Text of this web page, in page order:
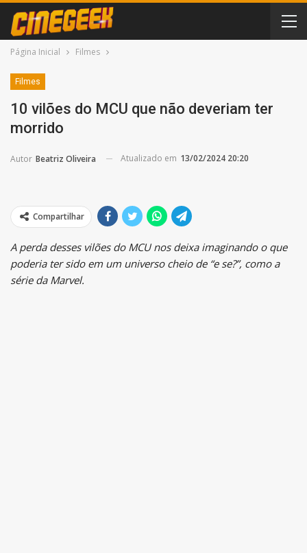
Página Inicial Filmes
Filmes
10 vilões do MCU que não deveriam ter
morrido
Autor Beatriz Oliveira Atualizado em 13/02/2024 20:20
Compartilhar
A perda desses vilões do MCU nos deixa imaginando o que
poderia ter sido em um universo cheio de “e se?”, como a
série da Marvel.